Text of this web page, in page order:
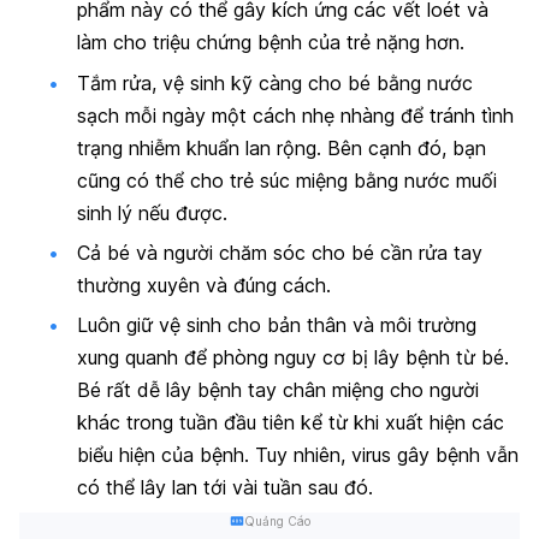
phẩm này có thể gây kích ứng các vết loét và
làm cho triệu chứng bệnh của trẻ nặng hơn.
Tắm rửa, vệ sinh kỹ càng cho bé bằng nước
sạch mỗi ngày một cách nhẹ nhàng để tránh tình
trạng nhiễm khuẩn lan rộng. Bên cạnh đó, bạn
cũng có thể cho trẻ súc miệng bằng nước muối
sinh lý nếu được.
Cả bé và người chăm sóc cho bé cần rửa tay
thường xuyên và đúng cách.
Luôn giữ vệ sinh cho bản thân và môi trường
xung quanh để phòng nguy cơ bị lây bệnh từ bé.
Bé rất dễ lây bệnh tay chân miệng cho người
khác trong tuần đầu tiên kể từ khi xuất hiện các
biểu hiện của bệnh. Tuy nhiên, virus gây bệnh vẫn
có thể lây lan tới vài tuần sau đó.
Quảng Cáo